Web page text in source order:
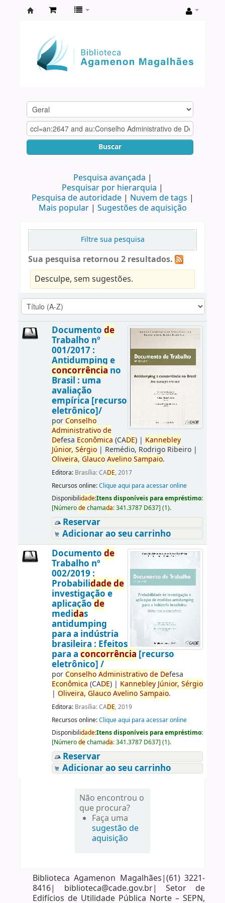
Agamenon
Magalhães
Buscar
Pesquisa avançada
Pesquisar por hierarquia
Pesquisa de autoridade
Nuvem de tags
Mais popular
Sugestões de aquisição
Filtre sua pesquisa
Sua pesquisa retornou 2 resultados.
Desculpe, sem sugestões.
Documento de
Trabalho nº
001/2017 :
Antidumping e
concorrência no
Brasil : uma
avaliação
empírica [recurso
eletrônico]/
porConselho
Administrativo de
Defesa Econômica (CADE)| Kannebley
Júnior, Sérgio| Remédio, Rodrigo Ribeiro|
Oliveira, Glauco Avelino Sampaio.
Editora: Brasília: CADE, 2017
Recursos online:Clique aqui para acessar online
Disponibilidade:Itens disponíveis para empréstimo:
[Númerodechamada:341.3787 D637] (1).
Reservar
Adicionar ao seu carrinho
Documento de
Trabalho nº
002/2019 :
Probabilidadede
investigação e
aplicação de
medidas
antidumping
para a indústria
brasileira : Efeitos
para a concorrência [recurso
eletrônico] /
porConselho Administrativo de Defesa
Econômica (CADE)| Kannebley Júnior, Sérgio
| Oliveira, Glauco Avelino Sampaio.
Editora: Brasília: CADE, 2019
Recursos online:Clique aqui para acessar online
Disponibilidade:Itens disponíveis para empréstimo:
[Númerodechamada:341.3787 D637] (1).
Reservar
Adicionar ao seu carrinho
Não encontrou o
que procura?
Faça uma
sugestão de
aquisição
Biblioteca Agamenon Magalhães|(61) 3221-
8416| biblioteca@cade.gov.br| Setor de
Edifícios de Utilidade Pública Norte – SEPN,